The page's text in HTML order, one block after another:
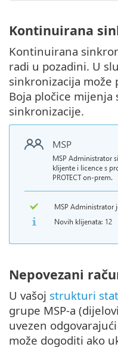
Kontinuirana
Kontinuirana
radi u pozadini. U
sinkronizacija
Boja pločice mijenja
sinkronizacije.
Nepovezani
U vašoj strukturi
grupe MSP-a
uvezen odgovarajući
može dogoditi ako